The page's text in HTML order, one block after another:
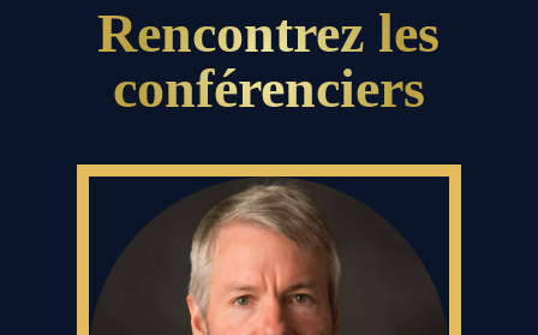
Rencontrez les
conférenciers